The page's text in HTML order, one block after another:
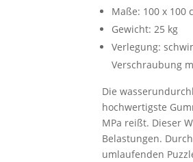
Maße: 100 x 100
Gewicht: 25 kg
Verlegung:
Verschraubung
Die
hochwertigste
MPa reißt. Dieser
Belastungen.
umlaufenden